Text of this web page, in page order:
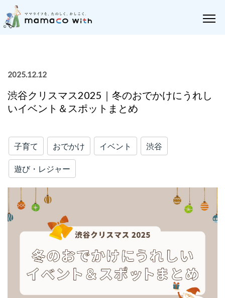
2025.12.12
渋谷クリスマス2025｜冬のおでかけにうれし
いイベント＆スポットまとめ
子育て おでかけ イベント 渋谷
遊び・レジャー